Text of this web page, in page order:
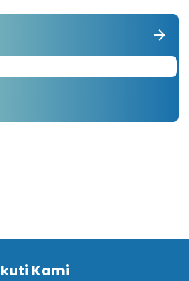
Kami